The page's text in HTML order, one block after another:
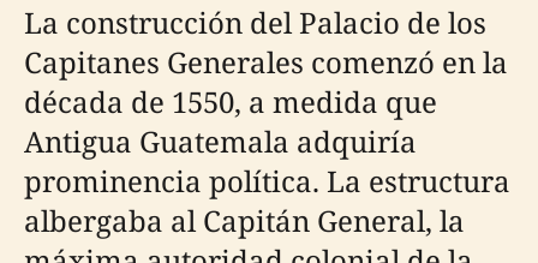
La construcción del Palacio de los
Capitanes Generales comenzó en la
década de 1550, a medida que
Antigua Guatemala adquiría
prominencia política. La estructura
albergaba al Capitán General, la